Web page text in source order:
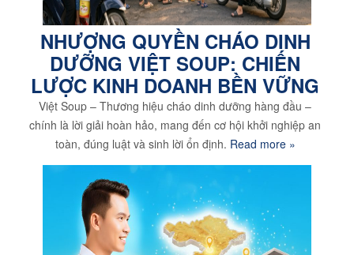
NHƯỢNG QUYỀN CHÁO DINH
DƯỠNG VIỆT SOUP: CHIẾN
LƯỢC KINH DOANH BỀN VỮNG
Việt Soup – Thương hiệu cháo dinh dưỡng hàng đầu –
chính là lời giải hoàn hảo, mang đến cơ hội khởi nghiệp an
toàn, đúng luật và sinh lời ổn định. Read more »